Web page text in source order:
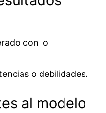
con lo
o debilidades.
al modelo